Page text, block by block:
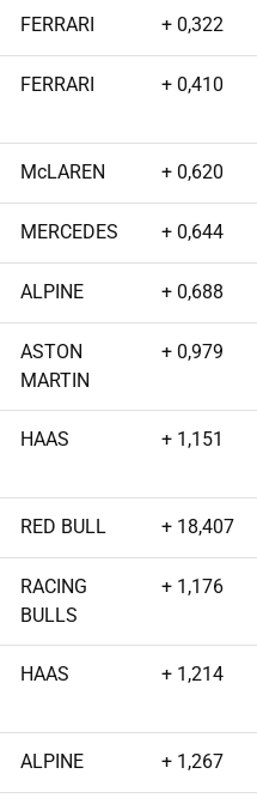
FERRARI + 0,322
FERRARI + 0,410
McLAREN + 0,620
MERCEDES + 0,644
ALPINE + 0,688
ASTON
MARTIN
+ 0,979
HAAS + 1,151
RED BULL + 18,407
RACING
BULLS
+ 1,176
HAAS + 1,214
ALPINE + 1,267